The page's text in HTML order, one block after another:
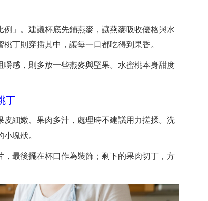
」。建議杯底先鋪燕麥，讓燕麥吸收優格與水
丁則穿插其中，讓每一口都吃得到果香。
感，則多放一些燕麥與堅果。水蜜桃本身甜度
丁
細嫩、果肉多汁，處理時不建議用力搓揉。洗
塊狀。
最後擺在杯口作為裝飾；剩下的果肉切丁，方